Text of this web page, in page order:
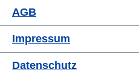
AGB
Impressum
Datenschutz